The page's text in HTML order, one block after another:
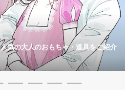
気の大人のおもちゃ・道具をご紹介